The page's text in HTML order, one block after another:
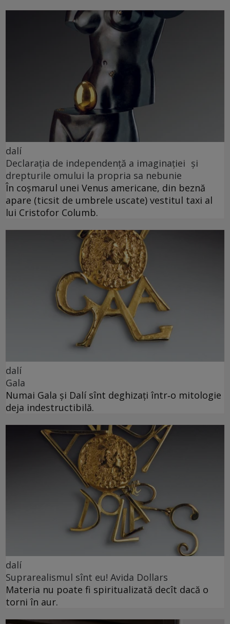
dalí
Declarația de independență a imaginației și
drepturile omului la propria sa nebunie
În coșmarul unei Venus americane, din beznă
apare (ticsit de umbrele uscate) vestitul taxi al
lui Cristofor Columb.
dalí
Gala
Numai Gala și Dalí sînt deghizați într‑o mitologie
deja indestructibilă.
dalí
Suprarealismul sînt eu! Avida Dollars
Materia nu poate fi spiritualizată decît dacă o
torni în aur.